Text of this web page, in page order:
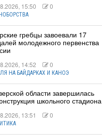
15:50 0
гребцы завоевали 17
молодежного первенства
14:52 0
НА БАЙДАРКАХ И КАНОЭ
области завершилась
школьного стадиона
13:51 0